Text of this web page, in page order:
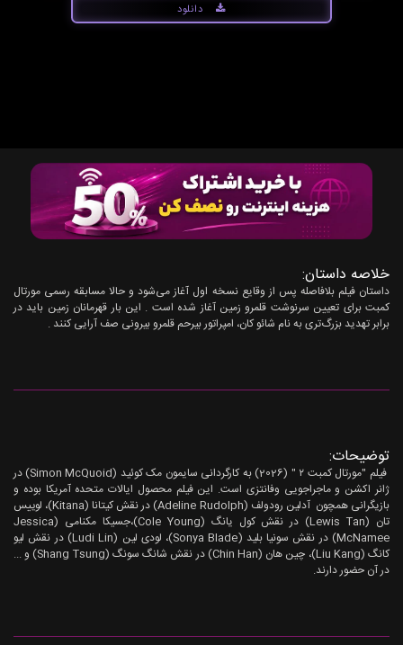
دانلود
خلاصه داستان:
داستان فیلم بلافاصله پس از وقایع نسخه اول آغاز می‌شود و حالا مسابقه رسمی مورتال
کمبت برای تعیین سرنوشت قلمرو زمین آغاز شده است . این بار قهرمانان زمین باید در
برابر تهدید بزرگ‌تری به نام شائو کان، امپراتور بیرحم قلمرو بیرونی صف آرایی کنند .
توضیحات:
فیلم "مورتال کمبت ۲ " (2026) به کارگردانی سایمون مک کوئید (Simon McQuoid) در
ژانر اکشن و ماجراجویی وفانتزی است. این فیلم محصول ایالات متحده آمریکا بوده و
بازیگرانی همچون آدلین رودولف (Adeline Rudolph) در نقش کیتانا (Kitana)، لوییس
تان (Lewis Tan) در نقش کول یانگ (Cole Young)،جسیکا مکنامی (Jessica
McNamee) در نقش سونیا بلید (Sonya Blade)، لودی لین (Ludi Lin) در نقش لیو
کانگ (Liu Kang)، چین هان (Chin Han) در نقش شانگ سونگ (Shang Tsung) و ...
در آن حضور دارند.